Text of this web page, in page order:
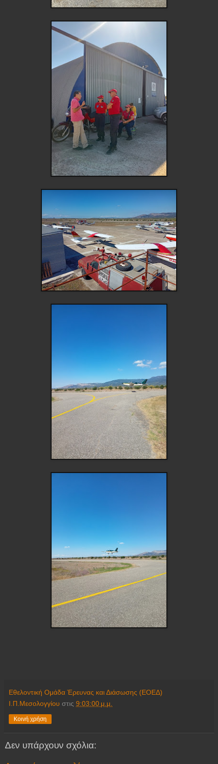
Εθελοντική Ομάδα Έρευνας και Διάσωσης (ΕΟΕΔ)
Ι.Π.Μεσολογγίου στις 9:03:00 μ.μ.
Κοινή χρήση
Δεν υπάρχουν σχόλια: